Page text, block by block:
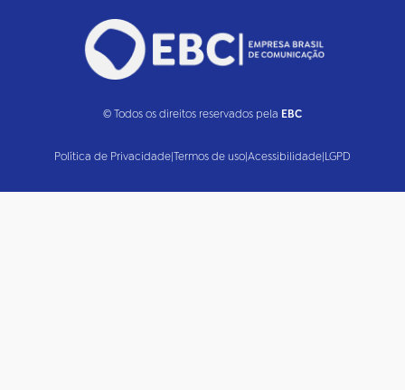
© Todos os direitos reservados pela EBC
Política de Privacidade|Termos de uso|Acessibilidade|LGPD